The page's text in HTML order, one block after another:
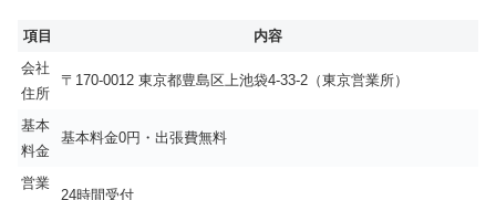
項目
内容
会社
住所
〒170-0012 東京都豊島区上池袋4-33-2（東京営業所）
基本
料金
基本料金0円・出張費無料
営業
24時間受付